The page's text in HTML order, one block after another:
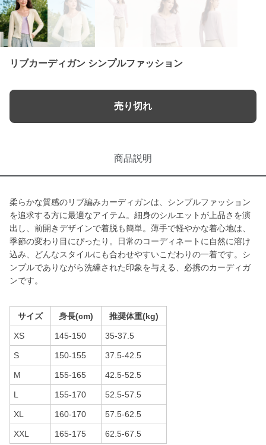
リブカーディガン シンプルファッション
売り切れ
商品説明
柔らかな質感のリブ編みカーディガンは、シンプルファッション
を追求する方に最適なアイテム。細身のシルエットが上品さを演
出し、前開きデザインで着脱も簡単。薄手で軽やかな着心地は、
季節の変わり目にぴったり。日常のコーディネートに自然に溶け
込み、どんなスタイルにも合わせやすいこだわりの一着です。シ
ンプルでありながら洗練された印象を与える、必携のカーディガ
ンです。
サイズ 身長(cm) 推奨体重(kg)
XS 145-150 35-37.5
S 150-155 37.5-42.5
M 155-165 42.5-52.5
L 155-170 52.5-57.5
XL 160-170 57.5-62.5
XXL 165-175 62.5-67.5